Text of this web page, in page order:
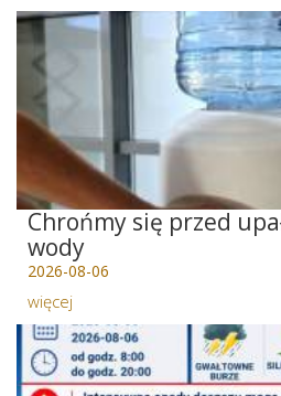
Chrońmy się przed
wody
2026-08-06
więcej